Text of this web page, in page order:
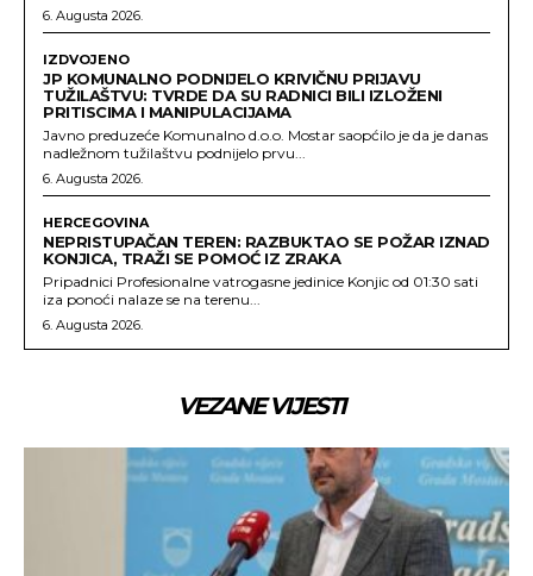
6. Augusta 2026.
IZDVOJENO
JP KOMUNALNO PODNIJELO KRIVIČNU PRIJAVU
TUŽILAŠTVU: TVRDE DA SU RADNICI BILI IZLOŽENI
PRITISCIMA I MANIPULACIJAMA
Javno preduzeće Komunalno d.o.o. Mostar saopćilo je da je danas
nadležnom tužilaštvu podnijelo prvu...
6. Augusta 2026.
HERCEGOVINA
NEPRISTUPAČAN TEREN: RAZBUKTAO SE POŽAR IZNAD
KONJICA, TRAŽI SE POMOĆ IZ ZRAKA
Pripadnici Profesionalne vatrogasne jedinice Konjic od 01:30 sati
iza ponoći nalaze se na terenu...
6. Augusta 2026.
VEZANE VIJESTI